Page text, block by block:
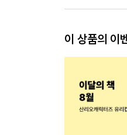
이 상품의 이